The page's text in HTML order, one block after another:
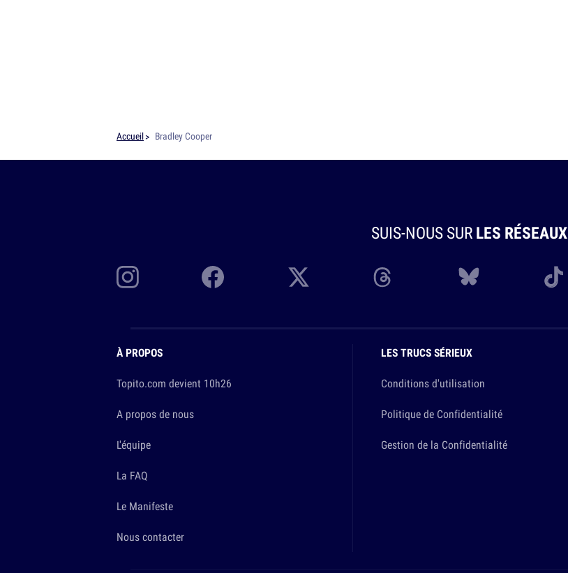
Accueil Bradley Cooper
SUIS-NOUS SURLES RÉSEAUX
À PROPOS
Topito.com devient 10h26
A propos de nous
L'équipe
La FAQ
Le Manifeste
Nous contacter
LES TRUCS SÉRIEUX
Conditions d'utilisation
Politique de Confidentialité
Gestion de la Confidentialité